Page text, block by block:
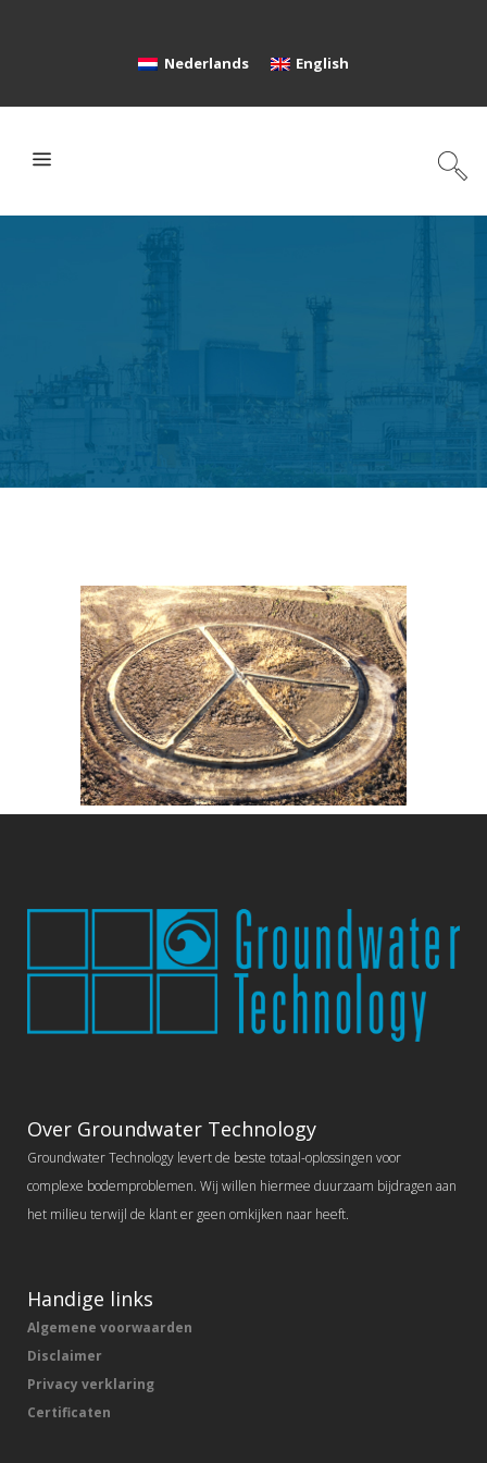
Nederlands English
Over Groundwater Technology
Groundwater Technology levert de beste totaal-oplossingen voor
complexe bodemproblemen. Wij willen hiermee duurzaam bijdragen aan
het milieu terwijl de klant er geen omkijken naar heeft.
Handige links
Algemene voorwaarden
Disclaimer
Privacy verklaring
Certificaten